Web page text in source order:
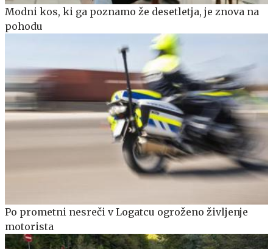
Modni kos, ki ga poznamo že desetletja, je znova na
pohodu
Po prometni nesreči v Logatcu ogroženo življenje
motorista